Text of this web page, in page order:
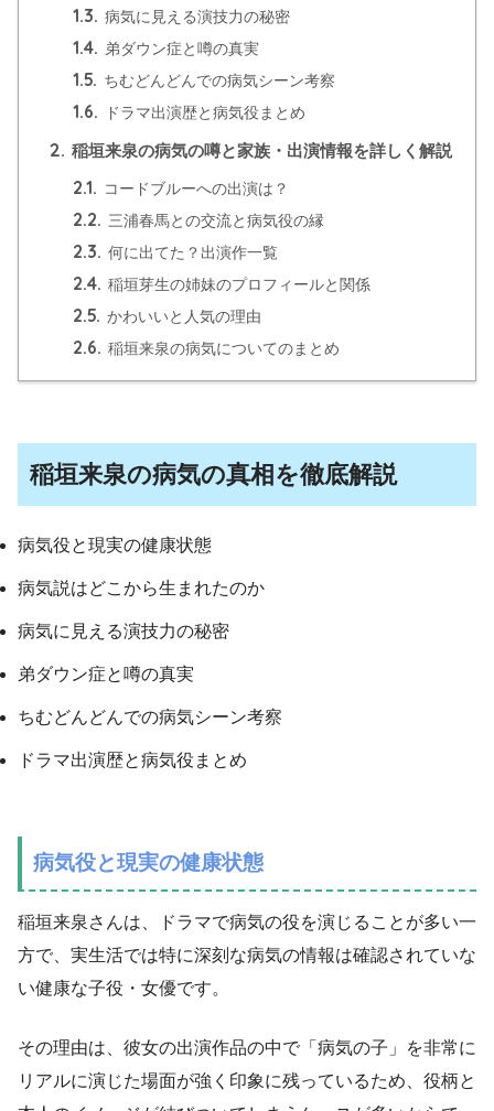
1.3. 病気に見える演技力の秘密
1.4. 弟ダウン症と噂の真実
1.5. ちむどんどんでの病気シーン考察
1.6. ドラマ出演歴と病気役まとめ
2. 稲垣来泉の病気の噂と家族・出演情報を詳しく解説
2.1. コードブルーへの出演は？
2.2. 三浦春馬との交流と病気役の縁
2.3. 何に出てた？出演作一覧
2.4. 稲垣芽生の姉妹のプロフィールと関係
2.5. かわいいと人気の理由
2.6. 稲垣来泉の病気についてのまとめ
稲垣来泉の病気の真相を徹底解説
病気役と現実の健康状態
病気説はどこから生まれたのか
病気に見える演技力の秘密
弟ダウン症と噂の真実
ちむどんどんでの病気シーン考察
ドラマ出演歴と病気役まとめ
病気役と現実の健康状態
稲垣来泉さんは、ドラマで病気の役を演じることが多い一
方で、実生活では特に深刻な病気の情報は確認されていな
い健康な子役・女優です。
その理由は、彼女の出演作品の中で「病気の子」を非常に
リアルに演じた場面が強く印象に残っているため、役柄と